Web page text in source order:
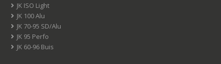
JK ISO Light
JK 100 Alu
JK 70-95 SD/Alu
JK 95 Perfo
JK 60-96 Buis